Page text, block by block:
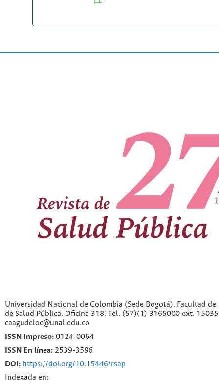
Universidad Nacional de Colombia (Sede Bogotá). Facultad
de Salud Pública. Oficina 318. Tel. (57)(1) 3165000 ext.
caagudeloc@unal.edu.co
ISSN Impreso: 0124-0064
ISSN En línea: 2539-3596
DOI: https://doi.org/10.15446/rsap
Indexada en: